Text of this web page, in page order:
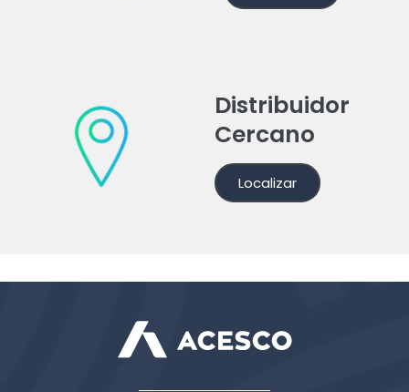
Distribuidor
Cercano
Localizar